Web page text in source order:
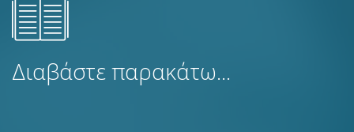
Διαβάστε παρακάτω...